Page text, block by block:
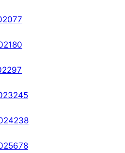
77
80
97
245
238
678